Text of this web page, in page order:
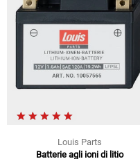
Louis Parts
Batterie agli ioni di litio